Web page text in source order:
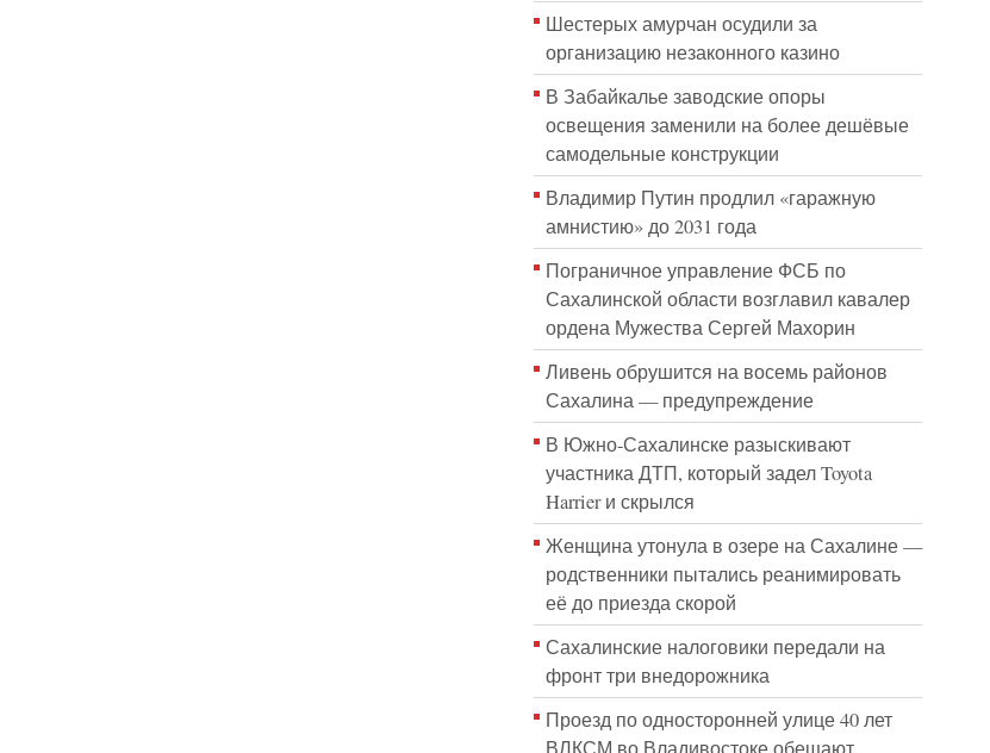
Шестерых амурчан осудили за
организацию незаконного казино
В Забайкалье заводские опоры
освещения заменили на более дешёвые
самодельные конструкции
Владимир Путин продлил «гаражную
амнистию» до 2031 года
Пограничное управление ФСБ по
Сахалинской области возглавил кавалер
ордена Мужества Сергей Махорин
Ливень обрушится на восемь районов
Сахалина — предупреждение
В Южно-Сахалинске разыскивают
участника ДТП, который задел Toyota
Harrier и скрылся
Женщина утонула в озере на Сахалине —
родственники пытались реанимировать
её до приезда скорой
Сахалинские налоговики передали на
фронт три внедорожника
Проезд по односторонней улице 40 лет